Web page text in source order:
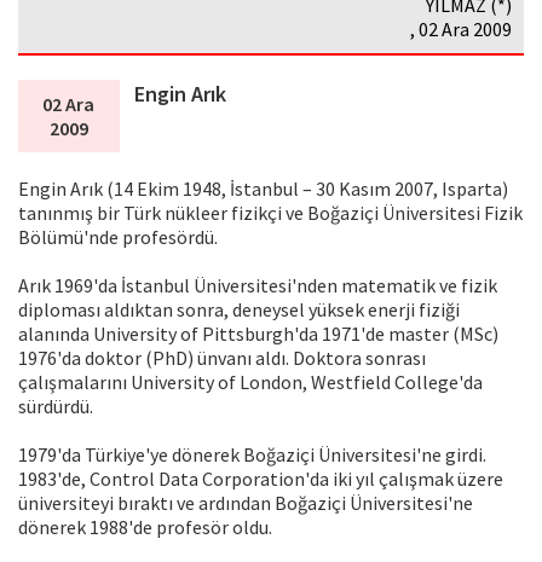
YILMAZ (*)
, 02 Ara 2009
02 Ara
2009
Engin Arık
Engin Arık (14 Ekim 1948, İstanbul – 30 Kasım 2007, Isparta)
tanınmış bir Türk nükleer fizikçi ve Boğaziçi Üniversitesi Fizik
Bölümü'nde profesördü.
Arık 1969'da İstanbul Üniversitesi'nden matematik ve fizik
diploması aldıktan sonra, deneysel yüksek enerji fiziği
alanında University of Pittsburgh'da 1971'de master (MSc)
1976'da doktor (PhD) ünvanı aldı. Doktora sonrası
çalışmalarını University of London, Westfield College'da
sürdürdü.
1979'da Türkiye'ye dönerek Boğaziçi Üniversitesi'ne girdi.
1983'de, Control Data Corporation'da iki yıl çalışmak üzere
üniversiteyi bıraktı ve ardından Boğaziçi Üniversitesi'ne
dönerek 1988'de profesör oldu.